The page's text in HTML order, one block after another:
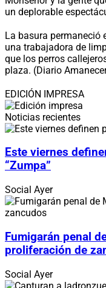
un deplorable
La basura permaneció
una trabajadora de
que los perros
plaza. (Diario
EDICIÓN IMPRESA
Noticias recientes
Este viernes
“Zumpa”
Social Ayer
Fumigarán penal
proliferación de
Social Ayer